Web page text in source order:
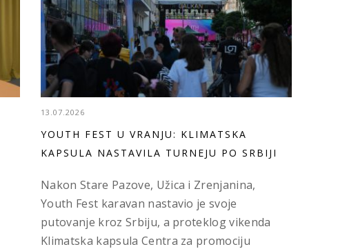
13.07.2026
YOUTH FEST U VRANJU: KLIMATSKA
KAPSULA NASTAVILA TURNEJU PO SRBIJI
Nakon Stare Pazove, Užica i Zrenjanina,
Youth Fest karavan nastavio je svoje
putovanje kroz Srbiju, a proteklog vikenda
Klimatska kapsula Centra za promociju